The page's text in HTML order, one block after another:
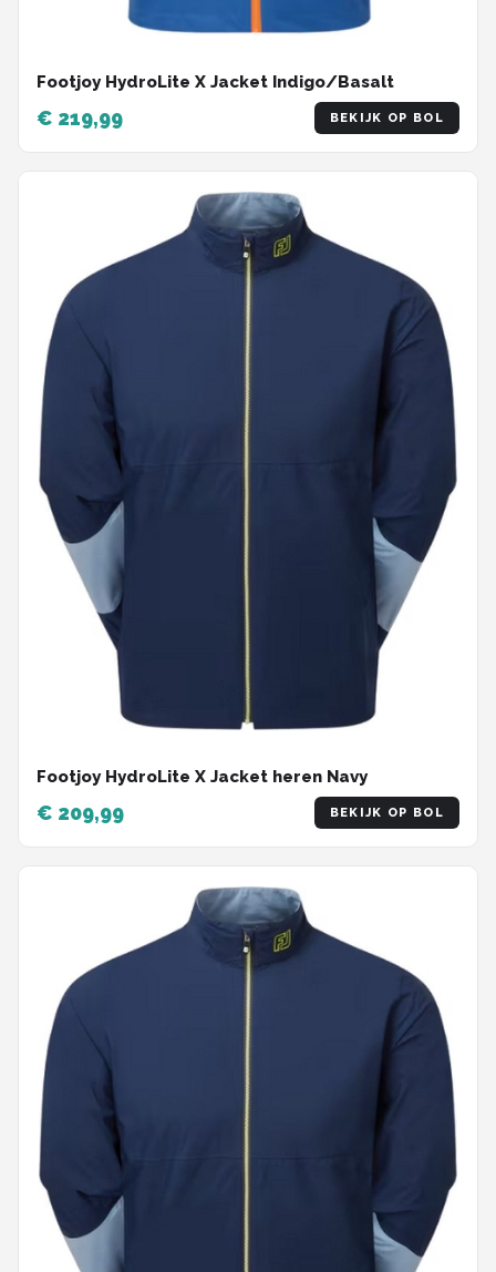
Footjoy HydroLite X Jacket Indigo/Basalt
€ 219,99 BEKIJK OP BOL
Footjoy HydroLite X Jacket heren Navy
€ 209,99 BEKIJK OP BOL